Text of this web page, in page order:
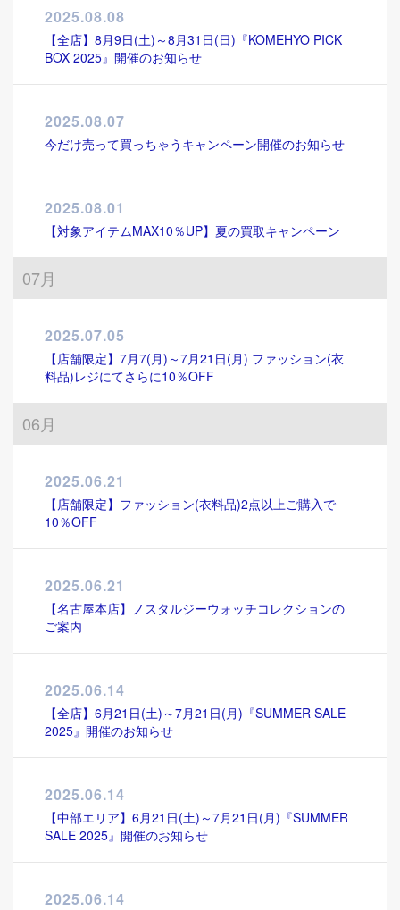
2025.08.08
【全店】8月9日(土)～8月31日(日)『KOMEHYO PICK
BOX 2025』開催のお知らせ
2025.08.07
今だけ売って買っちゃうキャンペーン開催のお知らせ
2025.08.01
【対象アイテムMAX10％UP】夏の買取キャンペーン
07月
2025.07.05
【店舗限定】7月7(月)～7月21日(月) ファッション(衣
料品)レジにてさらに10％OFF
06月
2025.06.21
【店舗限定】ファッション(衣料品)2点以上ご購入で
10％OFF
2025.06.21
【名古屋本店】ノスタルジーウォッチコレクションの
ご案内
2025.06.14
【全店】6月21日(土)～7月21日(月)『SUMMER SALE
2025』開催のお知らせ
2025.06.14
【中部エリア】6月21日(土)～7月21日(月)『SUMMER
SALE 2025』開催のお知らせ
2025.06.14